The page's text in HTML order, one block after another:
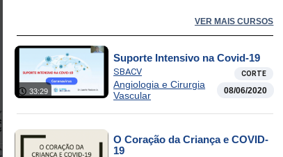
VER MAIS CURSOS
33:29
Suporte Intensivo na Covid-19
SBACV CORTE
Angiologia e Cirurgia
Vascular
08/06/2020
O Coração da Criança e COVID-
19